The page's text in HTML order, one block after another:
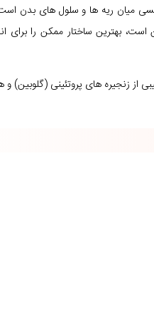
میان ریه ها و سلول های بدن
بهترین ساختار ممکن را برای